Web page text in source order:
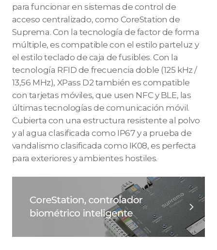
para funcionar en sistemas de control de
acceso centralizado, como CoreStation de
Suprema. Con la tecnología de factor de forma
múltiple, es compatible con el estilo parteluz y
el estilo teclado de caja de fusibles. Con la
tecnología RFID de frecuencia doble (125 kHz /
13,56 MHz), XPass D2 también es compatible
con tarjetas móviles, que usen NFC y BLE, las
últimas tecnologías de comunicación móvil.
Cubierta con una estructura resistente al polvo
y al agua clasificada como IP67 y a prueba de
vandalismo clasificada como IK08, es perfecta
para exteriores y ambientes hostiles.